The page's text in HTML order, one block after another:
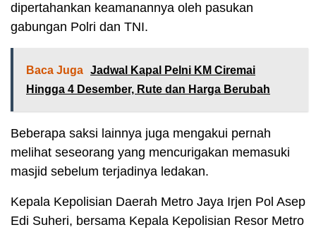
dipertahankan keamanannya oleh pasukan
gabungan Polri dan TNI.
Baca Juga Jadwal Kapal Pelni KM Ciremai
Hingga 4 Desember, Rute dan Harga Berubah
Beberapa saksi lainnya juga mengakui pernah
melihat seseorang yang mencurigakan memasuki
masjid sebelum terjadinya ledakan.
Kepala Kepolisian Daerah Metro Jaya Irjen Pol Asep
Edi Suheri, bersama Kepala Kepolisian Resor Metro